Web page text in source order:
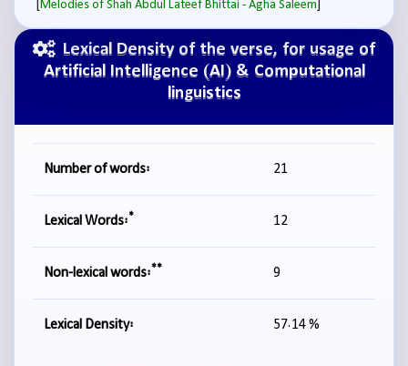
Lexical Density of the verse, for usage of
Artificial Intelligence (AI) & Computational
linguistics
Number of words: 21
Lexical Words:* 12
Non-lexical words:** 9
Lexical Density: 57.14 %
Melodies of Shah Abdul Lateef Bhittai - Agha Saleem